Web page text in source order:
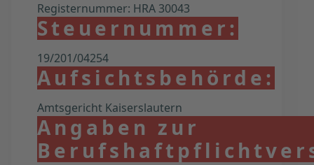
Registernummer: HRA 30043
Steuernummer:
19/201/04254
Aufsichtsbehörde:
Amtsgericht Kaiserslautern
Angaben zur